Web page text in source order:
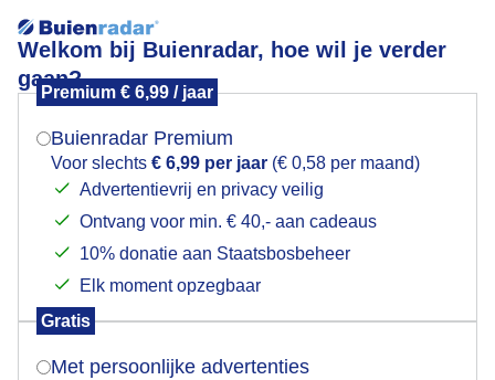
Welkom bij Buienradar, hoe wil je verder
gaan?
Premium € 6,99 / jaar
Buienradar Premium
Voor slechts € 6,99 per jaar (€ 0,58 per maand)
Advertentievrij en privacy veilig
Ontvang voor min. € 40,- aan cadeaus
10% donatie aan Staatsbosbeheer
Elk moment opzegbaar
Gratis
Met persoonlijke advertenties
Over Buienradar
Bedrijfsgegevens
Veelgestelde vragen
Mogen we je locatie gebruiken voor het
Indien je hier nog geen akkoord op hebt gegeven,
verschijnt er zo een pop-up uit je browser waarin
Is goed, toon de popup